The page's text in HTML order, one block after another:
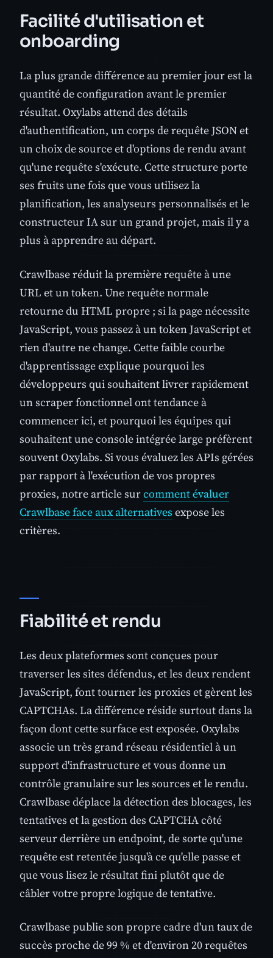
Facilité d'utilisation et
onboarding
La plus grande différence au premier jour est la
quantité de configuration avant le premier
résultat. Oxylabs attend des détails
d'authentification, un corps de requête JSON et
un choix de source et d'options de rendu avant
qu'une requête s'exécute. Cette structure porte
ses fruits une fois que vous utilisez la
planification, les analyseurs personnalisés et le
constructeur IA sur un grand projet, mais il y a
plus à apprendre au départ.
Crawlbase réduit la première requête à une
URL et un token. Une requête normale
retourne du HTML propre ; si la page nécessite
JavaScript, vous passez à un token JavaScript et
rien d'autre ne change. Cette faible courbe
d'apprentissage explique pourquoi les
développeurs qui souhaitent livrer rapidement
un scraper fonctionnel ont tendance à
commencer ici, et pourquoi les équipes qui
souhaitent une console intégrée large préfèrent
souvent Oxylabs. Si vous évaluez les APIs gérées
par rapport à l'exécution de vos propres
proxies, notre article surcomment évaluer
Crawlbase face aux alternatives expose les
critères.
Fiabilité et rendu
Les deux plateformes sont conçues pour
traverser les sites défendus, et les deux rendent
JavaScript, font tourner les proxies et gèrent les
CAPTCHAs. La différence réside surtout dans la
façon dont cette surface est exposée. Oxylabs
associe un très grand réseau résidentiel à un
support d'infrastructure et vous donne un
contrôle granulaire sur les sources et le rendu.
Crawlbase déplace la détection des blocages, les
tentatives et la gestion des CAPTCHA côté
serveur derrière un endpoint, de sorte qu'une
requête est retentée jusqu'à ce qu'elle passe et
que vous lisez le résultat fini plutôt que de
câbler votre propre logique de tentative.
Crawlbase publie son propre cadre d'un taux de
succès proche de 99 % et d'environ 20 requêtes